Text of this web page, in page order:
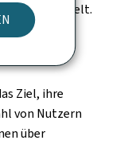
entwickelt.
Ziel, ihre
von Nutzern
über